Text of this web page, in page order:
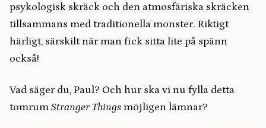
psykologisk skräck och den atmosfäriska skräcken
tillsammans med traditionella monster. Riktigt
härligt, särskilt när man fick sitta lite på spänn
också!
Vad säger du, Paul? Och hur ska vi nu fylla detta
tomrum Stranger Things möjligen lämnar?